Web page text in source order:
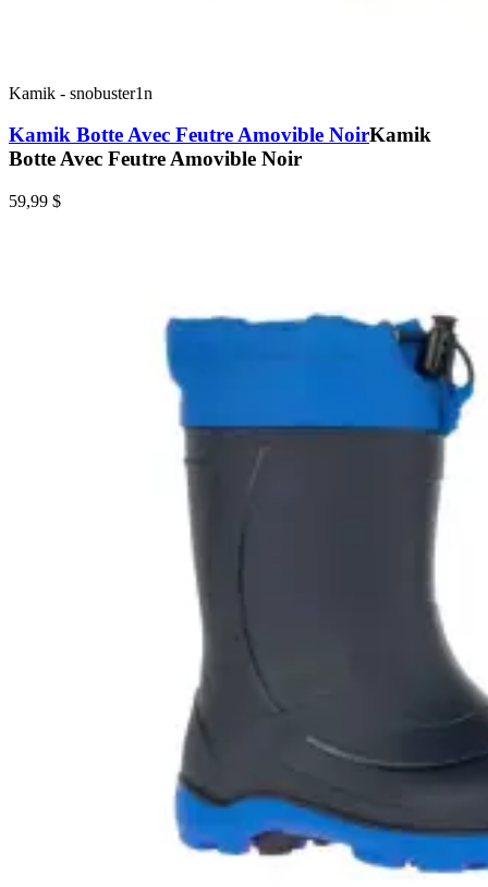
Kamik - snobuster1n
Kamik Botte Avec Feutre Amovible NoirKamik
Botte Avec Feutre Amovible Noir
59,99 $